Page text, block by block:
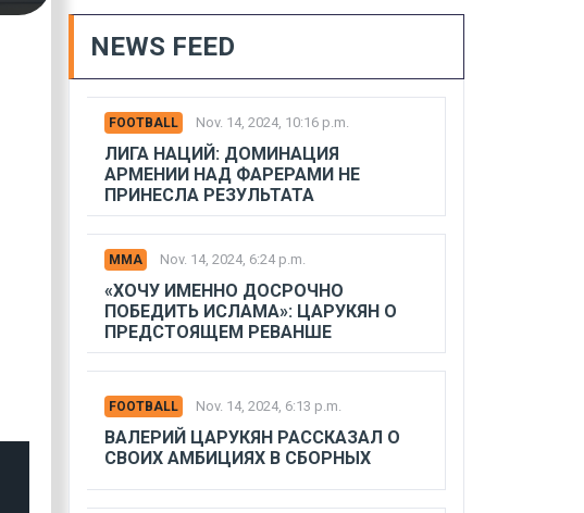
NEWS FEED
FOOTBALL Nov. 14, 2024, 10:16 p.m.
ЛИГА НАЦИЙ: ДОМИНАЦИЯ
АРМЕНИИ НАД ФАРЕРАМИ НЕ
ПРИНЕСЛА РЕЗУЛЬТАТА
MMA Nov. 14, 2024, 6:24 p.m.
«ХОЧУ ИМЕННО ДОСРОЧНО
ПОБЕДИТЬ ИСЛАМА»: ЦАРУКЯН О
ПРЕДСТОЯЩЕМ РЕВАНШЕ
FOOTBALL Nov. 14, 2024, 6:13 p.m.
ВАЛЕРИЙ ЦАРУКЯН РАССКАЗАЛ О
СВОИХ АМБИЦИЯХ В СБОРНЫХ